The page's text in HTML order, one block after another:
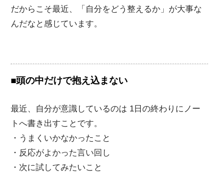
だからこそ最近、「自分をどう整えるか」が大事な
んだなと感じています。
■頭の中だけで抱え込まない
最近、自分が意識しているのは 1日の終わりにノー
トへ書き出すことです。
・うまくいかなかったこと
・反応がよかった言い回し
・次に試してみたいこと